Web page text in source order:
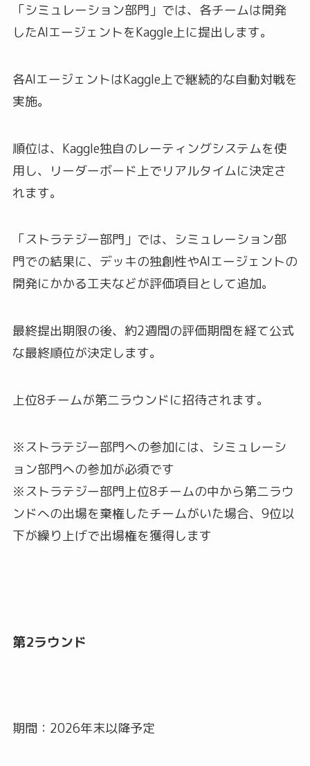
「シミュレーション部門」では、各チームは開発
したAIエージェントをKaggle上に提出します。
各AIエージェントはKaggle上で継続的な自動対戦を
実施。
順位は、Kaggle独自のレーティングシステムを使
用し、リーダーボード上でリアルタイムに決定さ
れます。
「ストラテジー部門」では、シミュレーション部
門での結果に、デッキの独創性やAIエージェントの
開発にかかる工夫などが評価項目として追加。
最終提出期限の後、約2週間の評価期間を経て公式
な最終順位が決定します。
上位8チームが第二ラウンドに招待されます。
※ストラテジー部門への参加には、シミュレーシ
ョン部門への参加が必須です
※ストラテジー部門上位8チームの中から第二ラウ
ンドへの出場を棄権したチームがいた場合、9位以
下が繰り上げで出場権を獲得します
第2ラウンド
期間：2026年末以降予定